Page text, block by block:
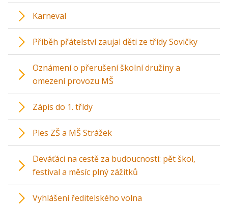
Karneval
Příběh přátelství zaujal děti ze třídy Sovičky
Oznámení o přerušení školní družiny a
omezení provozu MŠ
Zápis do 1. třídy
Ples ZŠ a MŠ Strážek
Deváťáci na cestě za budoucností: pět škol,
festival a měsíc plný zážitků
Vyhlášení ředitelského volna